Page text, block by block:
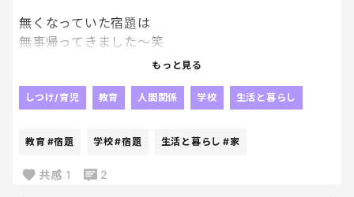
無くなっていた宿題は
無事帰ってきました～笑
やっぱり人の「見た」とか
じゃないかなぁ～って思っていた通り、
2日後に
毎日荷物開けないパターンね！？笑
もっと見る
しつけ/育児 教育 人間関係 学校 生活と暮らし
教育 #宿題 学校#宿題 生活と暮らし #家
共感 1 2